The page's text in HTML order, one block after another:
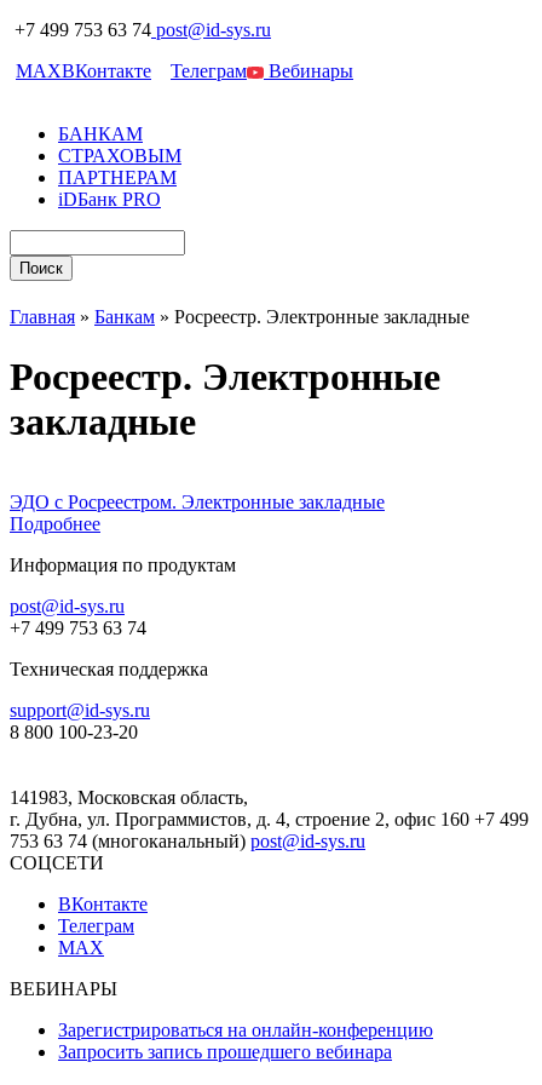
+7 499 753 63 74 post@id-sys.ru
MAXВКонтакте Телеграм Вебинары
БАНКАМ
СТРАХОВЫМ
ПАРТНЕРАМ
iDБанк PRO
Главная » Банкам » Росреестр. Электронные закладные
Росреестр. Электронные
закладные
ЭДО с Росреестром. Электронные закладные
Подробнее
Информация по продуктам
post@id-sys.ru
+7 499 753 63 74
Техническая поддержка
support@id-sys.ru
8 800 100-23-20
141983, Московская область,
г. Дубна, ул. Программистов, д. 4, строение 2, офис 160 +7 499
753 63 74 (многоканальный) post@id-sys.ru
СОЦСЕТИ
ВКонтакте
Телеграм
MAX
ВЕБИНАРЫ
Зарегистрироваться на онлайн-конференцию
Запросить запись прошедшего вебинара